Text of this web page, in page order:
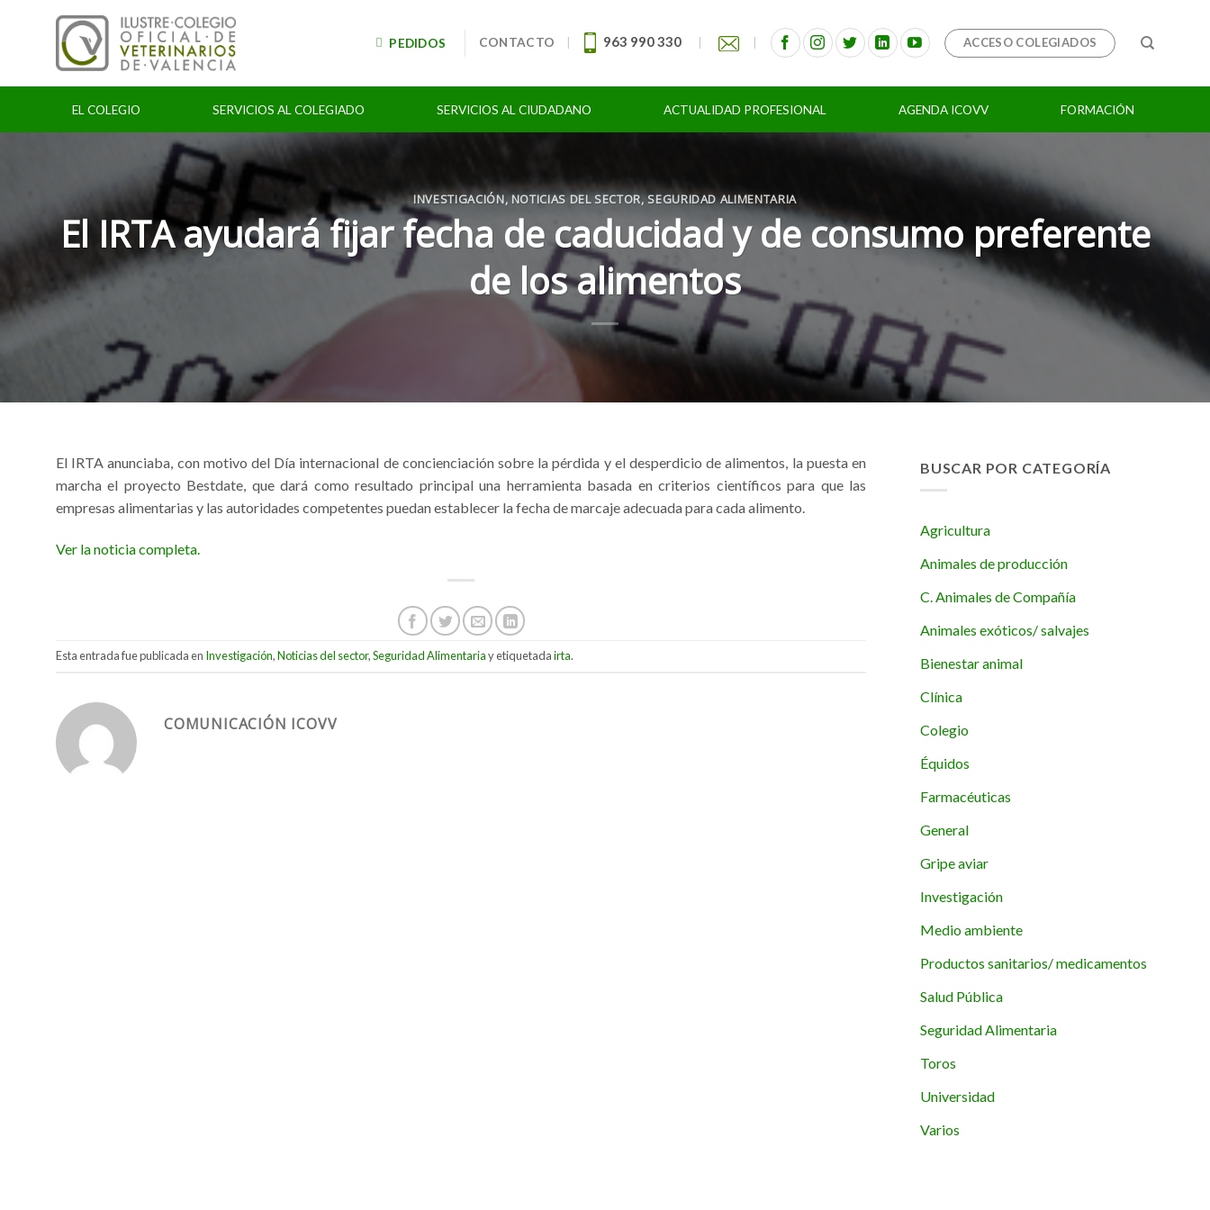
PEDIDOS CONTACTO | 963 990 330 | | ACCESO COLEGIADOS
EL COLEGIO SERVICIOS AL COLEGIADO SERVICIOS AL CIUDADANO ACTUALIDAD PROFESIONAL AGENDA ICOVV FORMACIÓN
INVESTIGACIÓN,NOTICIAS DEL SECTOR,SEGURIDAD ALIMENTARIA
El IRTA ayudará fijar fecha de caducidad y de consumo preferente
de los alimentos
El IRTA anunciaba, con motivo del Día internacional de concienciación sobre la pérdida y el desperdicio de alimentos, la puesta en
marcha el proyecto Bestdate, que dará como resultado principal una herramienta basada en criterios científicos para que las
empresas alimentarias y las autoridades competentes puedan establecer la fecha de marcaje adecuada para cada alimento.
Ver la noticia completa.
Esta entrada fue publicada en Investigación,Noticias del sector,Seguridad Alimentariay etiquetadairta.
COMUNICACIÓN ICOVV
BUSCAR POR CATEGORÍA
Agricultura
Animales de producción
C. Animales de Compañía
Animales exóticos/ salvajes
Bienestar animal
Clínica
Colegio
Équidos
Farmacéuticas
General
Gripe aviar
Investigación
Medio ambiente
Productos sanitarios/ medicamentos
Salud Pública
Seguridad Alimentaria
Toros
Universidad
Varios